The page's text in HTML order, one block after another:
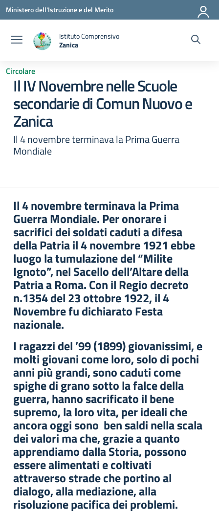
Vai ai contenuti
Vai al menu di navigazione
Vai al footer
Ministero dell'Istruzione e del Merito
Istituto Comprensivo
Zanica
Circolare
Il IV Novembre nelle Scuole
secondarie di Comun Nuovo e
Zanica
Il 4 novembre terminava la Prima Guerra
Mondiale
Il 4 novembre terminava la Prima
Guerra Mondiale. Per onorare i
sacrifici dei soldati caduti a difesa
della Patria il 4 novembre 1921 ebbe
luogo la tumulazione del “Milite
Ignoto”, nel Sacello dell’Altare della
Patria a Roma. Con il Regio decreto
n.1354 del 23 ottobre 1922, il 4
Novembre fu dichiarato Festa
nazionale.
I ragazzi del ’99 (1899) giovanissimi, e
molti giovani come loro, solo di pochi
anni più grandi, sono caduti come
spighe di grano sotto la falce della
guerra, hanno sacrificato il bene
supremo, la loro vita, per ideali che
ancora oggi sono ben saldi nella scala
dei valori ma che, grazie a quanto
apprendiamo dalla Storia, possono
essere alimentati e coltivati
attraverso strade che portino al
dialogo, alla mediazione, alla
risoluzione pacifica dei problemi.